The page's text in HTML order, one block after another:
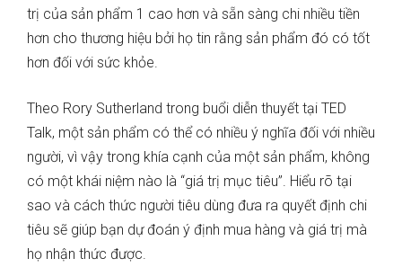
trị của sản phẩm 1 cao hơn và sẵn sàng chi nhiều tiền
hơn cho thương hiệu bởi họ tin rằng sản phẩm đó có tốt
hơn đối với sức khỏe.
Theo Rory Sutherland trong buổi diễn thuyết tại TED
Talk, một sản phẩm có thể có nhiều ý nghĩa đối với nhiều
người, vì vậy trong khía cạnh của một sản phẩm, không
có một khái niệm nào là “giá trị mục tiêu”. Hiểu rõ tại
sao và cách thức người tiêu dùng đưa ra quyết định chi
tiêu sẽ giúp bạn dự đoán ý định mua hàng và giá trị mà
họ nhận thức được.